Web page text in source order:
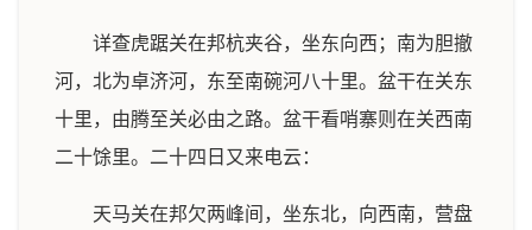
详查虎踞关在邦杭夹谷，坐东向西；南为胆撤
河，北为卓济河，东至南碗河八十里。盆干在关东
十里，由腾至关必由之路。盆干看哨寨则在关西南
二十馀里。二十四日又来电云：
天马关在邦欠两峰间，坐东北，向西南，营盘